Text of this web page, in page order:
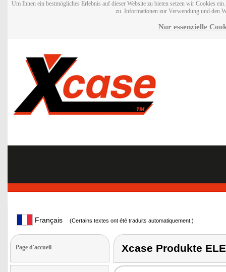
Um Ihnen ein bestmögliches Erlebnis auf dieser Website zu bieten setzen wir Cookies
zu. Informationen zur Verwendung und den
Nur essenzielle
Français (Certains textes ont été traduits automatiquement.)
Page d'accueil Xcase Produkte